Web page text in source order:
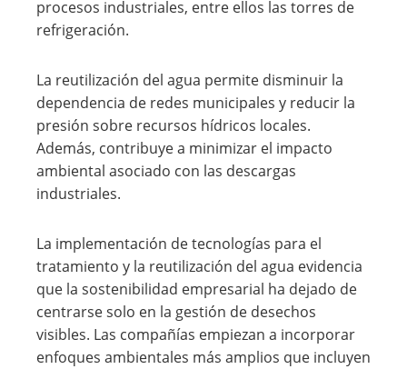
procesos industriales, entre ellos las torres de
refrigeración.
La reutilización del agua permite disminuir la
dependencia de redes municipales y reducir la
presión sobre recursos hídricos locales.
Además, contribuye a minimizar el impacto
ambiental asociado con las descargas
industriales.
La implementación de tecnologías para el
tratamiento y la reutilización del agua evidencia
que la sostenibilidad empresarial ha dejado de
centrarse solo en la gestión de desechos
visibles. Las compañías empiezan a incorporar
enfoques ambientales más amplios que incluyen